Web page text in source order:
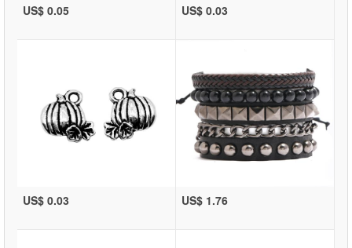
US$ 0.05 US$ 0.03
US$ 0.03 US$ 1.76